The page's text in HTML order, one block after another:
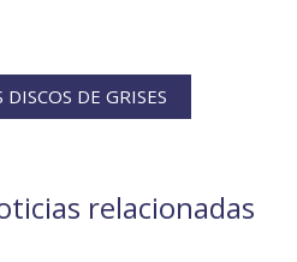
DE GRISES
relacionadas